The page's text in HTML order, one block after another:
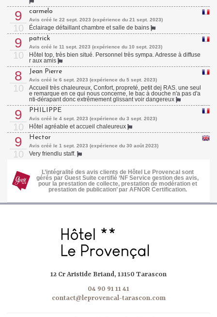
9
10
carmelo
Avis créé le 22 sept. 2023 (expérience du 21 sept. 2023)
Éclairage défaillant chambre et salle de bains
9
10
patrick
Avis créé le 11 sept. 2023 (expérience du 10 sept. 2023)
Hôtel top, très bien situé. Personnel très sympa. Adresse à diffuse
r aux amis
8
10
Jean Pierre
Avis créé le 6 sept. 2023 (expérience du 5 sept. 2023)
Accueil très chaleureux, Confort, propreté, petit dej RAS. une seul
e remarque en ce qui nous concerne, le bac à douche n'a pas d'a
nti-dérapant donc extrêmement glissant voir dangereux
9
10
PHILIPPE
Avis créé le 4 sept. 2023 (expérience du 3 sept. 2023)
Hôtel agréable et accueil chaleureux
9
10
Hector
Avis créé le 1 sept. 2023 (expérience du 30 août 2023)
Very friendlu staff.
L’intégralité des avis clients de Hôtel Le Provencal sont
gérés par Guest Suite certifié ‘NF Service gestion des avis,
pour la prestation de collecte, prestation de modération et
prestation de publication’ par AFNOR Certification.
12 Cr Aristide Briand, 13150 Tarascon
04 90 91 11 41
contact@leprovencal-tarascon.com